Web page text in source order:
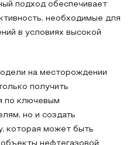
подход обеспечивает
необходимые для
в условиях высокой
на месторождении
получить
по ключевым
но и создать
которая может быть